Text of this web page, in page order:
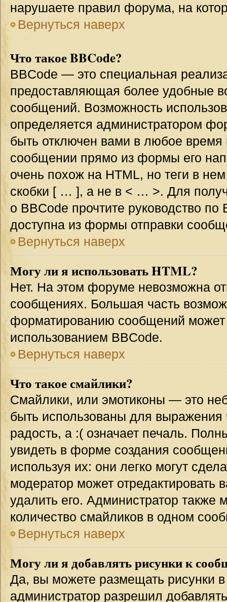
нарушаете правил форума, на
Вернуться наверх
Что такое BBCode?
BBCode — это специальная
предоставляющая более удобные
сообщений. Возможность
определяется администратором
быть отключен вами в любое
сообщении прямо из формы его
очень похож на HTML, но теги в
скобки [ … ], а не в < … >. Для
о BBCode прочтите руководство
доступна из формы отправки
Вернуться наверх
Могу ли я использовать HTML?
Нет. На этом форуме невозможна
сообщениях. Большая часть
форматированию сообщений может
использованием BBCode.
Вернуться наверх
Что такое смайлики?
Смайлики, или эмотиконы — это
быть использованы для выражения
радость, а :( означает печаль.
увидеть в форме создания
используя их: они легко могут
модератор может
удалить его. Администратор также
количество смайликов в одном
Вернуться наверх
Могу ли я добавлять рисунки к
Да, вы можете размещать рисунки
администратор разрешил